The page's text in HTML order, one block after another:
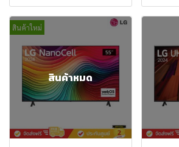
สินค้าใหม่
สินค้าหมด